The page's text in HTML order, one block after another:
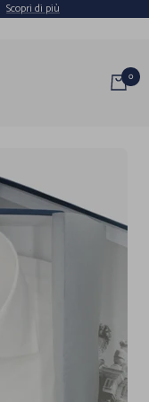
Scopri di più
0